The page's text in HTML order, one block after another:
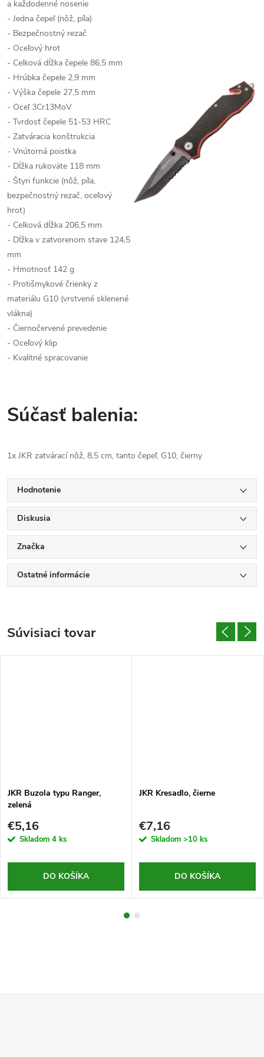
a každodenné nosenie
- Jedna čepeľ (nôž, píla)
- Bezpečnostný rezač
- Oceľový hrot
- Celková dĺžka čepele 86,5 mm
- Hrúbka čepele 2,9 mm
- Výška čepele 27,5 mm
- Oceľ 3Cr13MoV
- Tvrdosť čepele 51-53 HRC
- Zatváracia konštrukcia
- Vnútorná poistka
- Dĺžka rukoväte 118 mm
- Štyri funkcie (nôž, píla,
bezpečnostný rezač, oceľový
hrot)
- Celková dĺžka 206,5 mm
- Dĺžka v zatvorenom stave 124,5
mm
- Hmotnosť 142 g
- Protišmykové črienky z
materiálu G10 (vrstvené sklenené
vlákna)
- Čiernočervené prevedenie
- Oceľový klip
- Kvalitné spracovanie
Súčasť balenia:
1x JKR zatvárací nôž, 8,5 cm, tanto čepeľ, G10, čierny
Hodnotenie
Diskusia
Značka
Ostatné informácie
Súvisiaci tovar
JKR Buzola typu Ranger,
zelená
€5,16
Skladom 4 ks
DO KOŠÍKA
JKR Kresadlo, čierne
€7,16
Skladom >10 ks
DO KOŠÍKA